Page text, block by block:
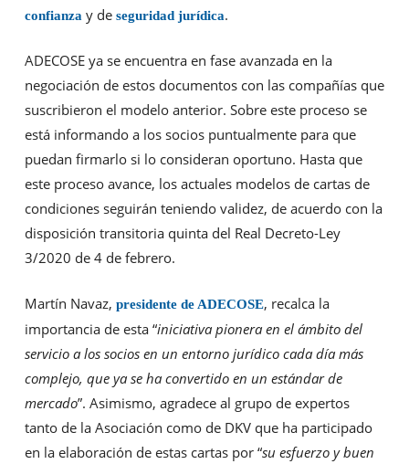
confianza y de seguridad jurídica.
ADECOSE ya se encuentra en fase avanzada en la
negociación de estos documentos con las compañías que
suscribieron el modelo anterior. Sobre este proceso se
está informando a los socios puntualmente para que
puedan firmarlo si lo consideran oportuno. Hasta que
este proceso avance, los actuales modelos de cartas de
condiciones seguirán teniendo validez, de acuerdo con la
disposición transitoria quinta del Real Decreto-Ley
3/2020 de 4 de febrero.
Martín Navaz, presidente de ADECOSE, recalca la
importancia de esta “iniciativa pionera en el ámbito del
servicio a los socios en un entorno jurídico cada día más
complejo, que ya se ha convertido en un estándar de
mercado”. Asimismo, agradece al grupo de expertos
tanto de la Asociación como de DKV que ha participado
en la elaboración de estas cartas por “su esfuerzo y buen